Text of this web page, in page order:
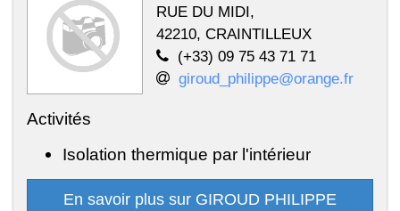
RUE DU MIDI,
42210, CRAINTILLEUX
(+33) 09 75 43 71 71
giroud_philippe@orange.fr
Activités
Isolation thermique par l'intérieur
En savoir plus sur GIROUD PHILIPPE